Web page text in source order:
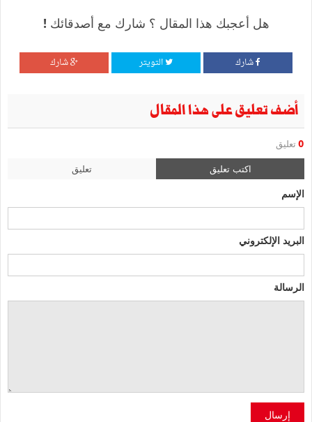
هل أعجبك هذا المقال ؟ شارك مع أصدقائك !
شارك التويتر شارك
أضف تعليق على هذا المقال
0 تعليق
اكتب تعليق تعليق
الإسم
البريد الإلكتروني
الرسالة
إرسال